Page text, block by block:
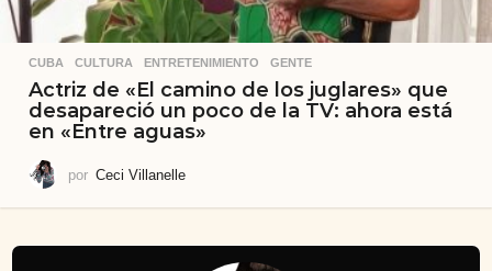
CUBA ,CULTURA ,ENTRETENIMIENTO ,GENTE
Actriz de «El camino de los juglares» que
desapareció un poco de la TV: ahora está
en «Entre aguas»
por Ceci Villanelle